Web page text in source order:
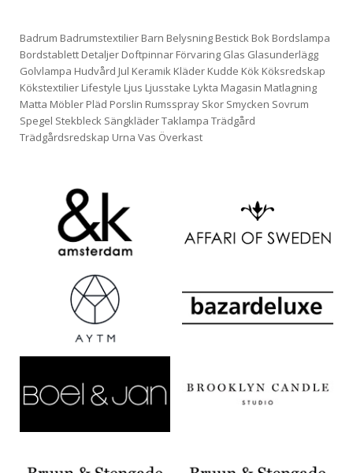
Badrum Badrumstextilier Barn Belysning Bestick Bok Bordslampa
Bordstablett Detaljer Doftpinnar Förvaring Glas Glasunderlägg
Golvlampa Hudvård Jul Keramik Kläder Kudde Kök Köksredskap
Kökstextilier Lifestyle Ljus Ljusstake Lykta Magasin Matlagning
Matta Möbler Pläd Porslin Rumsspray Skor Smycken Sovrum
Spegel Stekbleck SängkläderTaklampa Trädgård
Trädgårdsredskap Urna Vas Överkast